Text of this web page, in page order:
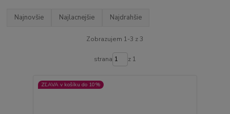
Najnovšie Najlacnejšie Najdrahšie
Zobrazujem 1-3 z 3
strana z 1
ZĽAVA v košíku do 10%